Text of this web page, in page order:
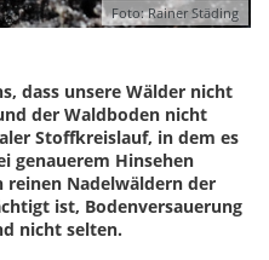
Foto: Rainer Städing
dass unsere Wälder nicht
der Waldboden nicht
Stoffkreislauf, in dem es
genauerem Hinsehen
Nadelwäldern der
ist, Bodenversauerung
nicht selten.